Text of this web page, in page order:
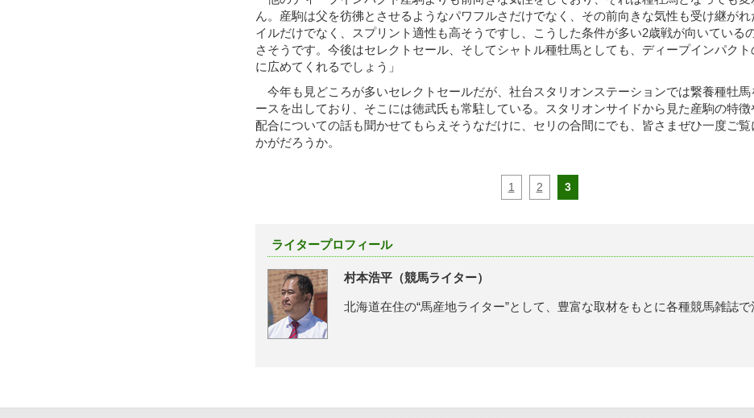
ん。産駒は父を彷彿とさせるようなパワフルさだけでなく、その前向きな気性も受け継が
イルだけでなく、スプリント適性も高そうですし、こうした条件が多い2歳戦が向いている
さそうです。今後はセレクトセール、そしてシャトル種牡馬としても、ディープインパク
に広めてくれるでしょう」
今年も見どころが多いセレクトセールだが、社台スタリオンステーションでは繋養種牡馬
ースを出しており、そこには徳武氏も常駐している。スタリオンサイドから見た産駒の特
配合についての話も聞かせてもらえそうなだけに、セリの合間にでも、皆さまぜひ一度ご覧
かがだろうか。
1 2 3
ライタープロフィール
村本浩平（競馬ライター）
北海道在住の“馬産地ライター”として、豊富な取材をもとに各種競馬雑誌で